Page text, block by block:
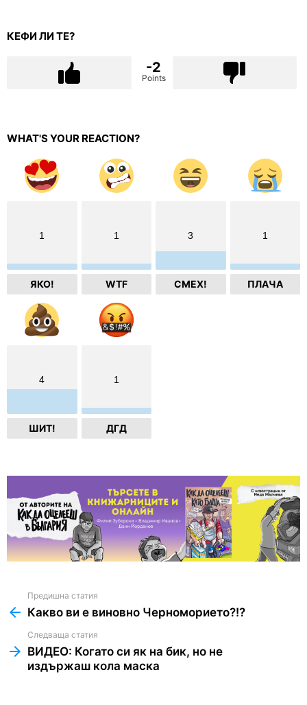
КЕФИ ЛИ ТЕ?
-2
Points
WHAT'S YOUR REACTION?
1
ЯКО!
1
WTF
3
СМЕХ!
1
ПЛАЧА
4
ШИТ!
1
ДГД
more
Предишна статия
Какво ви е виновно Черноморието?!?
Следваща статия
ВИДЕО: Когато си як на бик, но не
издържаш кола маска